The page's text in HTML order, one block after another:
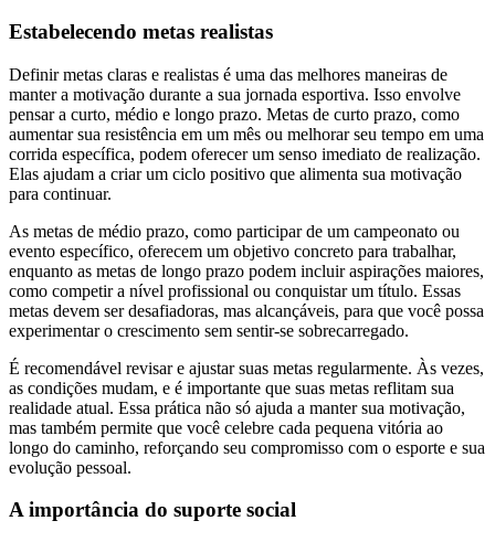
Estabelecendo metas realistas
Definir metas claras e realistas é uma das melhores maneiras de
manter a motivação durante a sua jornada esportiva. Isso envolve
pensar a curto, médio e longo prazo. Metas de curto prazo, como
aumentar sua resistência em um mês ou melhorar seu tempo em uma
corrida específica, podem oferecer um senso imediato de realização.
Elas ajudam a criar um ciclo positivo que alimenta sua motivação
para continuar.
As metas de médio prazo, como participar de um campeonato ou
evento específico, oferecem um objetivo concreto para trabalhar,
enquanto as metas de longo prazo podem incluir aspirações maiores,
como competir a nível profissional ou conquistar um título. Essas
metas devem ser desafiadoras, mas alcançáveis, para que você possa
experimentar o crescimento sem sentir-se sobrecarregado.
É recomendável revisar e ajustar suas metas regularmente. Às vezes,
as condições mudam, e é importante que suas metas reflitam sua
realidade atual. Essa prática não só ajuda a manter sua motivação,
mas também permite que você celebre cada pequena vitória ao
longo do caminho, reforçando seu compromisso com o esporte e sua
evolução pessoal.
A importância do suporte social